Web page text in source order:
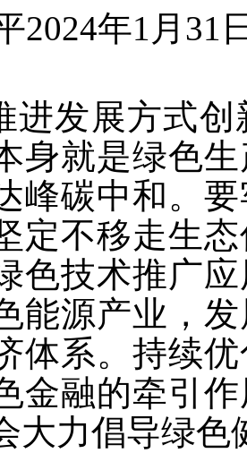
2024年1月31
进发展方式
身就是绿色
峰碳中和。
定不移走生
色技术推广
能源产业，
体系。持续
金融的牵引
大力倡导绿色